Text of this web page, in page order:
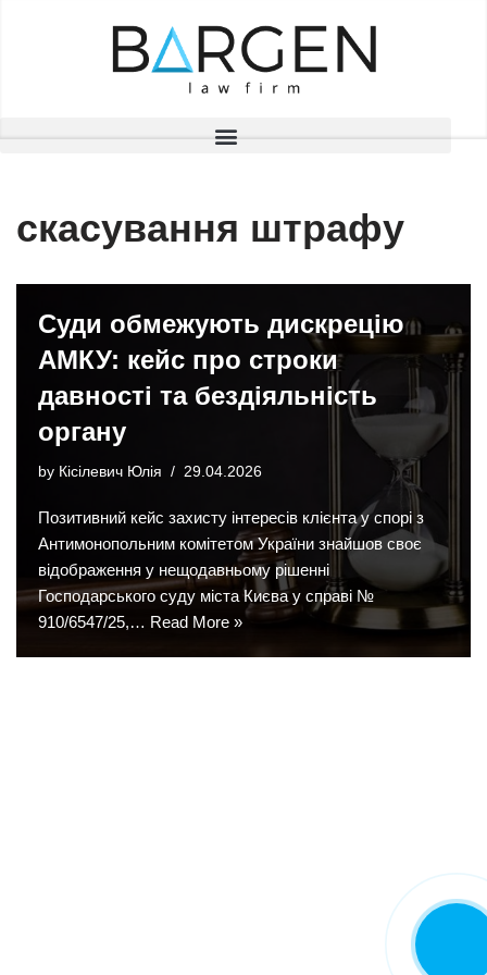
скасування штрафу
Суди обмежують дискрецію
АМКУ: кейс про строки
давності та бездіяльність
органу
by Кісілевич Юлія 29.04.2026
Позитивний кейс захисту інтересів клієнта у спорі з
Антимонопольним комітетом України знайшов своє
відображення у нещодавньому рішенні
Господарського суду міста Києва у справі №
910/6547/25,… Read More »